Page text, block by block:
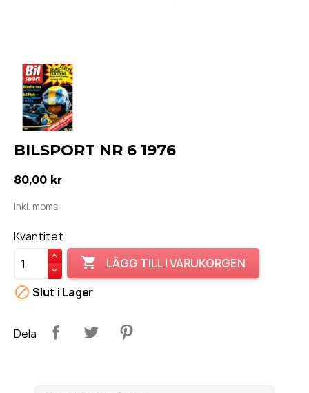
BILSPORT NR 6 1976
80,00 kr
Inkl. moms
Kvantitet
 LÄGG TILL I VARUKORGEN
 Slut i Lager
Dela